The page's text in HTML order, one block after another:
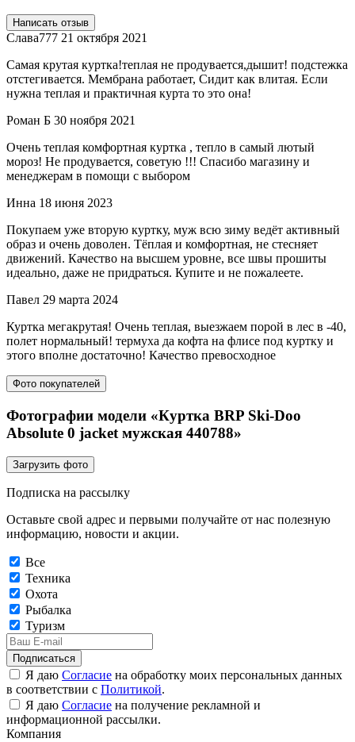
Написать отзыв
Слава777 21 октября 2021
Самая крутая куртка!теплая не продувается,дышит! подстежка
отстегивается. Мембрана работает, Сидит как влитая. Если
нужна теплая и практичная курта то это она!
Роман Б 30 ноября 2021
Очень теплая комфортная куртка , тепло в самый лютый
мороз! Не продувается, советую !!! Спасибо магазину и
менеджерам в помощи с выбором
Инна 18 июня 2023
Покупаем уже вторую куртку, муж всю зиму ведёт активный
образ и очень доволен. Тёплая и комфортная, не стесняет
движений. Качество на высшем уровне, все швы прошиты
идеально, даже не придраться. Купите и не пожалеете.
Павел 29 марта 2024
Куртка мегакрутая! Очень теплая, выезжаем порой в лес в -40,
полет нормальный! термуха да кофта на флисе под куртку и
этого вполне достаточно! Качество превосходное
Фото покупателей
Фотографии модели «Куртка BRP Ski-Doo
Absolute 0 jacket мужская 440788»
Загрузить фото
Подписка на рассылку
Оставьте свой адрес и первыми получайте от нас полезную
информацию, новости и акции.
Все
Техника
Охота
Рыбалка
Туризм
Подписаться
Я даю Согласие на обработку моих персональных данных
в соответствии с Политикой.
Я даю Согласие на получение рекламной и
информационной рассылки.
Компания